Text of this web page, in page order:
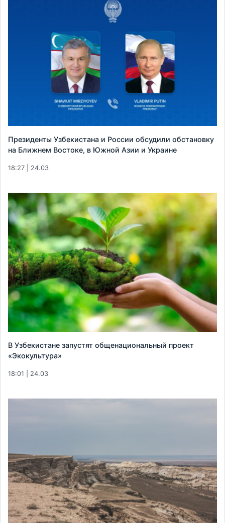
Президенты Узбекистана и России обсудили обстановку
на Ближнем Востоке, в Южной Азии и Украине
18:27 | 24.03
В Узбекистане запустят общенациональный проект
«Экокультура»
18:01 | 24.03